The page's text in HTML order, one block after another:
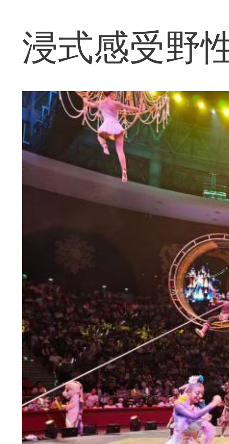
浸式感受野